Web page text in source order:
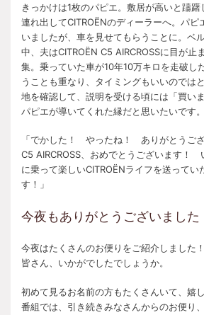
きっかけは1枚のパピエ。敷居が高いと躊
連れ出してCITROËNのディーラーへ。パピ
いましたが、車を見せてもらうことに。ベ
中、夫はCITROËN C5 AIRCROSSに目が止
集。乗っていた車が10年10万キロを走破し
うことも重なり、タイミングもいいのでは
地を確認して、説明を受ける頃には「買い
パピエが導いてくれた縁だと思いたいです
「でかした！ やったね！ ありがとうご
C5 AIRCROSS、おめでとうございます
に乗って楽しいCITROËNライフを送ってい
す！」
今夜もありがとうございました
今夜はたくさんのお便りをご紹介しました！
皆さん、いかがでしたでしょうか。
初めて見るお名前の方もたくさんいて、嬉し
番組では、引き続きみなさんからのお便り